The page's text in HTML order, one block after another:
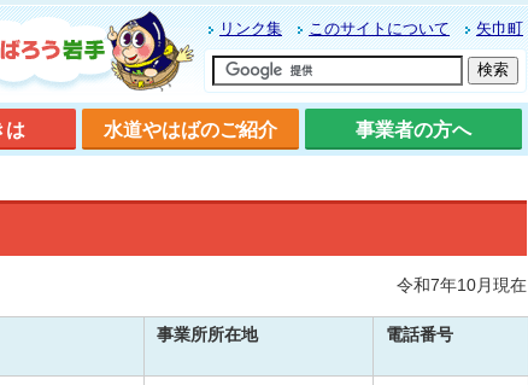
リンク集 このサイトについて 矢巾町
は 水道やはばのご紹介 事業者の方へ
令和7年10月現在
事業所所在地 電話番号